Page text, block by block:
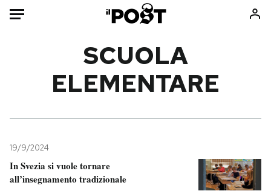
Mondo
Tecnologia
Internet
Libri
SCUOLA
ELEMENTARE
19/9/2024
In Svezia si vuole tornare
all’insegnamento tradizionale